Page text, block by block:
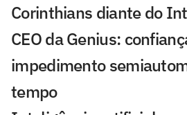
Corinthians diante do
CEO da Genius:
impedimento
tempo